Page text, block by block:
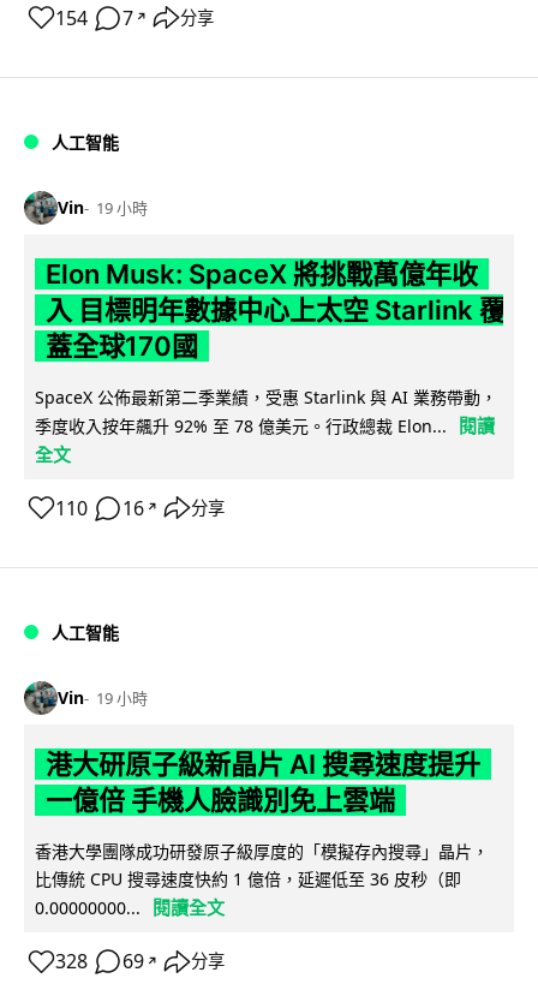
154 7 ↗ 分享
人工智能
Vin 19 小時
Elon Musk: SpaceX 將挑戰萬億年收
入 目標明年數據中心上太空 Starlink 覆
蓋全球170國
SpaceX 公佈最新第二季業績，受惠 Starlink 與 AI 業務帶動，
季度收入按年飆升 92% 至 78 億美元。行政總裁 Elon...
閱讀
全文
110 16 ↗ 分享
人工智能
Vin 19 小時
港大研原子級新晶片 AI 搜尋速度提升
一億倍 手機人臉識別免上雲端
香港大學團隊成功研發原子級厚度的「模擬存內搜尋」晶片，
比傳統 CPU 搜尋速度快約 1 億倍，延遲低至 36 皮秒（即
0.00000000...
閱讀全文
328 69 ↗ 分享